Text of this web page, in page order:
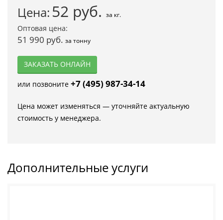
Цена: 52 руб. за кг.
Оптовая цена:
51 990 руб. за тонну
ЗАКАЗАТЬ ОНЛАЙН
или позвоните +7 (495) 987-34-14
Цена может изменяться — уточняйте актуальную
стоимость у менеджера.
Дополнительные услуги